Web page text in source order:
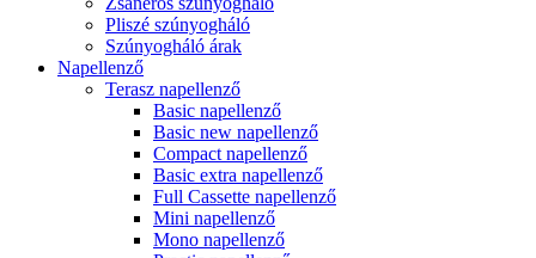
Pliszé szúnyogháló
Szúnyogháló árak
Napellenző
Terasz napellenző
Basic napellenző
Basic new napellenző
Compact napellenző
Basic extra napellenző
Full Cassette napellenző
Mini napellenző
Mono napellenző